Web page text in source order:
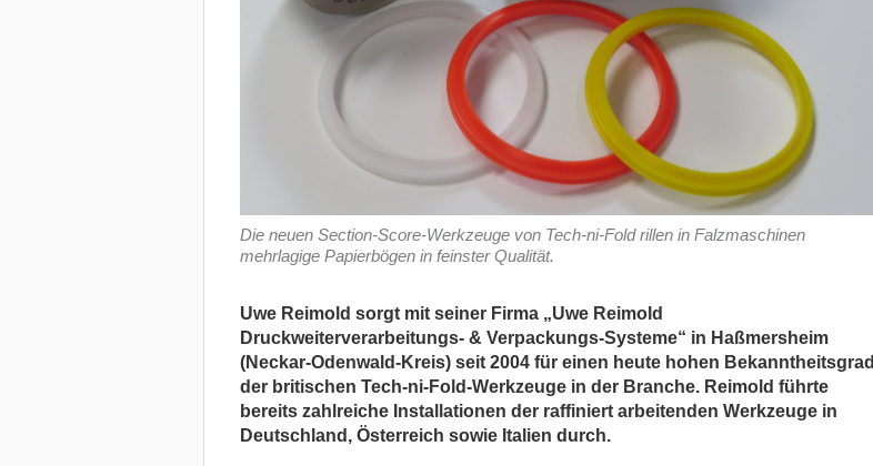
Die neuen Section-Score-Werkzeuge von Tech-ni-Fold rillen in Falzmaschinen
mehrlagige Papierbögen in feinster Qualität.
Uwe Reimold sorgt mit seiner Firma „Uwe Reimold
Druckweiterverarbeitungs- & Verpackungs-Systeme“ in Haßmersheim
(Neckar-Odenwald-Kreis) seit 2004 für einen heute hohen Bekanntheitsgrad
der britischen Tech-ni-Fold-Werkzeuge in der Branche. Reimold führte
bereits zahlreiche Installationen der raffiniert arbeitenden Werkzeuge in
Deutschland, Österreich sowie Italien durch.